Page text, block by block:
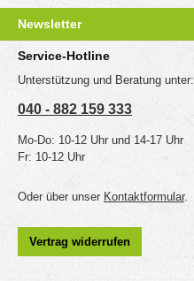
Newsletter
Service-Hotline
Unterstützung und Beratung unter:
040 - 882 159 333
Mo-Do: 10-12 Uhr und 14-17 Uhr
Fr: 10-12 Uhr
Oder über unser Kontaktformular.
Vertrag widerrufen